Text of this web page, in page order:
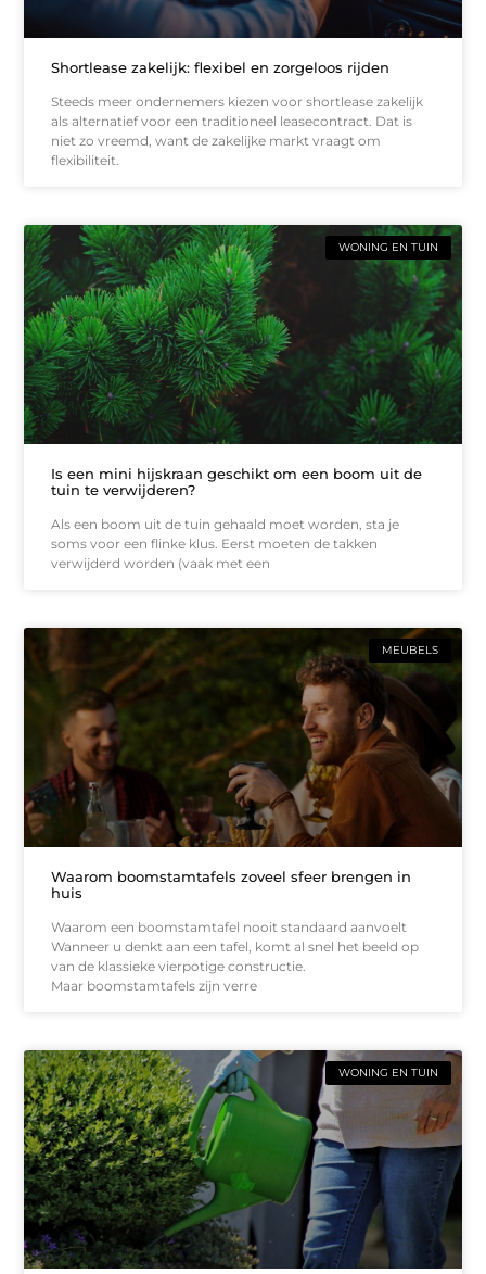
Shortlease zakelijk: flexibel en zorgeloos rijden
Steeds meer ondernemers kiezen voor shortlease zakelijk
als alternatief voor een traditioneel leasecontract. Dat is
niet zo vreemd, want de zakelijke markt vraagt om
flexibiliteit.
WONING EN TUIN
Is een mini hijskraan geschikt om een boom uit de
tuin te verwijderen?
Als een boom uit de tuin gehaald moet worden, sta je
soms voor een flinke klus. Eerst moeten de takken
verwijderd worden (vaak met een
MEUBELS
Waarom boomstamtafels zoveel sfeer brengen in
huis
Waarom een boomstamtafel nooit standaard aanvoelt
Wanneer u denkt aan een tafel, komt al snel het beeld op
van de klassieke vierpotige constructie.
Maar boomstamtafels zijn verre
WONING EN TUIN